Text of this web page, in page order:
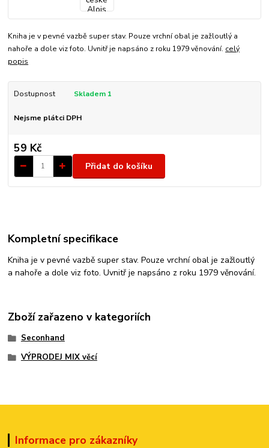
Kniha je v pevné vazbě super stav. Pouze vrchní obal je zažloutlý a
nahoře a dole viz foto. Uvnitř je napsáno z roku 1979 věnování. celý
popis
Dostupnost Skladem 1
Nejsme plátci DPH
59 Kč
Přidat do košíku
Kompletní specifikace
Kniha je v pevné vazbě super stav. Pouze vrchní obal je zažloutlý
a nahoře a dole viz foto. Uvnitř je napsáno z roku 1979 věnování.
Zboží zařazeno v kategoriích
Seconhand
VÝPRODEJ MIX věcí
Informace pro zákazníky